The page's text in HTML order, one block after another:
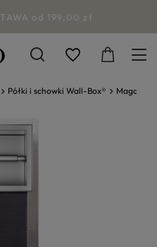
od 199,00 zł
Półki i schowki Wall-Box®